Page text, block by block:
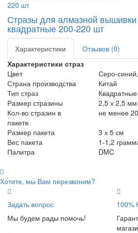
Стразы для алмазной
квадратные 200-220 шт
Характеристики
Отзывов (0)
Характеристики страз
Цвет
Серо-
Страна производства
Китай
Тип страз
Размер стразины
2,5 х 2,5 мм
Кол-во стразин в
пакете
не менее
Размер пакета
3 х 5 см
Вес пакета
1-1,2
Палитра
DMC
Хотите, мы Вам перезвоним?
Задать вопрос
Мы будем рады помочь!
100%